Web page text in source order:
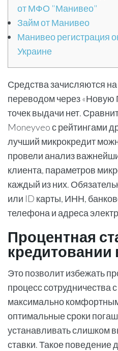
от МФО "Манивео"
Займ от Манивео
Манивео регистрация
Украине
Средства зачисляются
переводом через «Новую
точек выдачи нет.
Moneyveo с рейтингами
лучший микрокредит
провели анализ
клиента, параметров
каждый из них.
или ID карты, ИНН,
телефона и адреса
Процентная
Это позволит избежать
процесс сотрудничества
максимально
оптимальные сроки
устанавливать слишком
ставки. Такое поведение